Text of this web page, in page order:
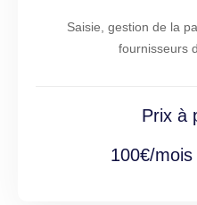
Saisie, gestion de la
fournisseurs
Prix à
100€/